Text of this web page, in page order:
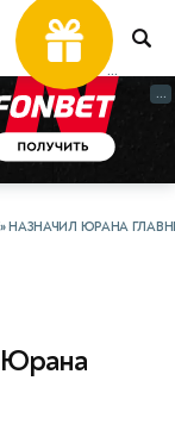
Таблицы Матчи
...
...
НАЗНАЧИЛ ЮРАНА
Юрана